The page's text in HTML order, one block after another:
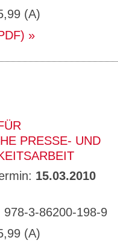
(A)
PRESSE- UND
15.03.2010
978-3-86200-198-9
(A)